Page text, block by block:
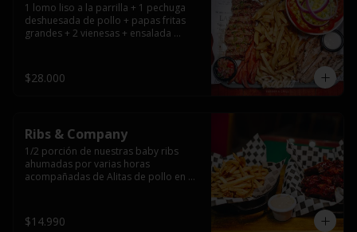
1 lomo liso a la parrilla + 1 pechuga
deshuesada de pollo + papas fritas
grandes + 2 vienesas + ensalada
$28.000
Ribs & Company
1/2 porción de nuestras baby ribs
ahumadas por varias horas
acompañadas de Alitas de pollo en
$14.990